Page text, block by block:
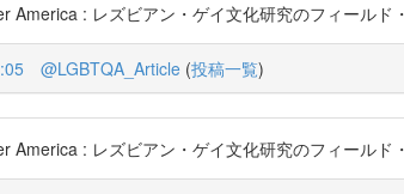
America : レズビアン・ゲイ文化研究のフィール
@LGBTQA_Article (投稿一覧)
America : レズビアン・ゲイ文化研究のフィール